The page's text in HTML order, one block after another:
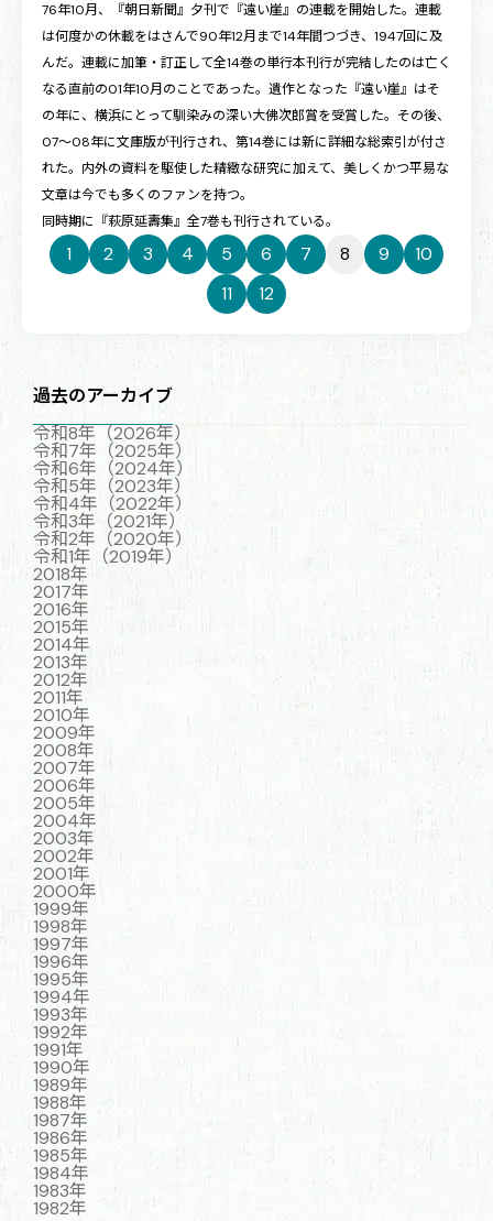
76年10月、『朝日新聞』夕刊で『遠い崖』の連載を開始した。連載
は何度かの休載をはさんで90年12月まで14年間つづき、1947回に及
んだ。連載に加筆・訂正して全14巻の単行本刊行が完結したのは亡く
なる直前の01年10月のことであった。遺作となった『遠い崖』はそ
の年に、横浜にとって馴染みの深い大佛次郎賞を受賞した。その後、
07〜08年に文庫版が刊行され、第14巻には新に詳細な総索引が付さ
れた。内外の資料を駆使した精緻な研究に加えて、美しくかつ平易な
文章は今でも多くのファンを持つ。
同時期に『萩原延壽集』全7巻も刊行されている。
1 2 3 4 5 6 7 8 9
10
11
12
過去のアーカイブ
令和8年（2026年）
令和7年（2025年）
令和6年（2024年）
令和5年（2023年）
令和4年（2022年）
令和3年（2021年）
令和2年（2020年）
令和1年（2019年）
2018年
2017年
2016年
2015年
2014年
2013年
2012年
2011年
2010年
2009年
2008年
2007年
2006年
2005年
2004年
2003年
2002年
2001年
2000年
1999年
1998年
1997年
1996年
1995年
1994年
1993年
1992年
1991年
1990年
1989年
1988年
1987年
1986年
1985年
1984年
1983年
1982年